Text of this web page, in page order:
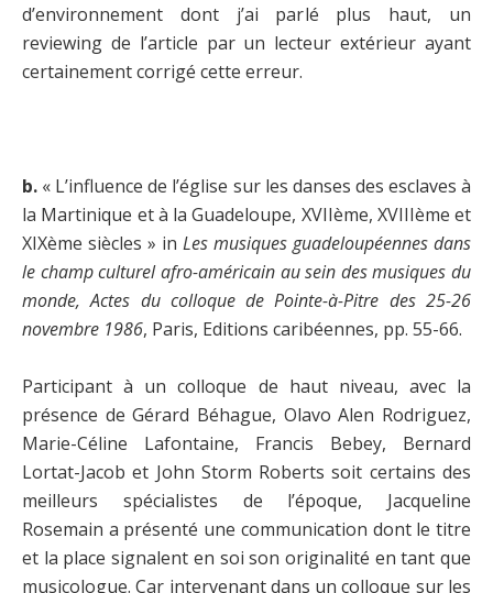
d’environnement dont j’ai parlé plus haut, un
reviewing de l’article par un lecteur extérieur ayant
certainement corrigé cette erreur.
b. « L’influence de l’église sur les danses des esclaves à
la Martinique et à la Guadeloupe, XVIIème, XVIIIème et
XIXème siècles » in Les musiques guadeloupéennes dans
le champ culturel afro-américain au sein des musiques du
monde, Actes du colloque de Pointe-à-Pitre des 25-26
novembre 1986, Paris, Editions caribéennes, pp. 55-66.
Participant à un colloque de haut niveau, avec la
présence de Gérard Béhague, Olavo Alen Rodriguez,
Marie-Céline Lafontaine, Francis Bebey, Bernard
Lortat-Jacob et John Storm Roberts soit certains des
meilleurs spécialistes de l’époque, Jacqueline
Rosemain a présenté une communication dont le titre
et la place signalent en soi son originalité en tant que
musicologue. Car intervenant dans un colloque sur les